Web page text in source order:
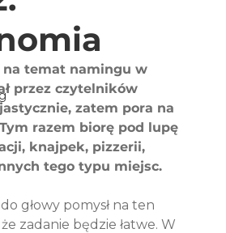
temat namingu w
przez czytelników
zatem pora na
razem biorę pod lupę
knajpek, pizzerii,
tego typu miejsc.
głowy pomysł na ten
że zadanie będzie łatwe. W